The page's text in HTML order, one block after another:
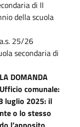
di II
della scuola
25/26
secondaria di
DOMANDA
comunale:
luglio 2025: il
o lo stesso